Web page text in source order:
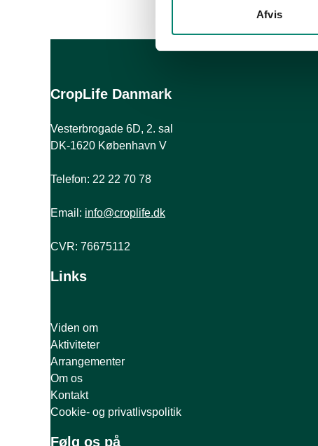
Afvis
CropLife Danmark
Vesterbrogade 6D, 2. sal
DK-1620 København V
Telefon: 22 22 70 78
Email: info@croplife.dk
CVR: 76675112
Links
Viden om
Aktiviteter
Arrangementer
Om os
Kontakt
Cookie- og privatlivspolitik
Følg os på